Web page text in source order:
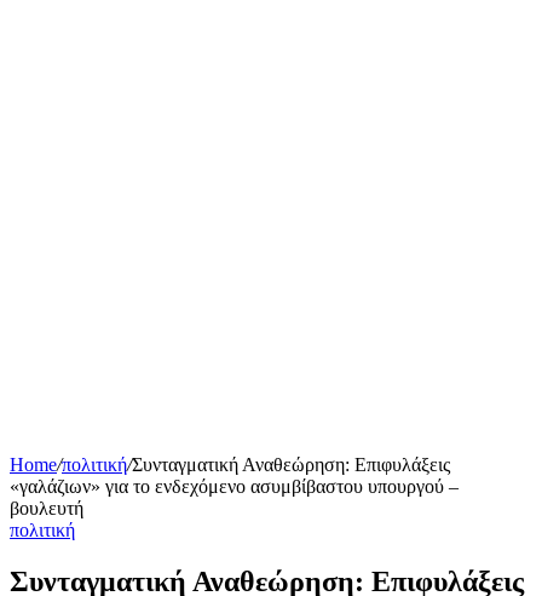
Home/πολιτική/Συνταγματική Αναθεώρηση: Επιφυλάξεις
«γαλάζιων» για το ενδεχόμενο ασυμβίβαστου υπουργού –
βουλευτή
πολιτική
Συνταγματική Αναθεώρηση: Επιφυλάξεις